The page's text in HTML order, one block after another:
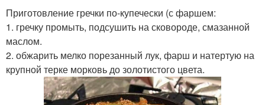
Приготовление гречки по-купечески (с фаршем:
1. гречку промыть, подсушить на сковороде, смазанной
маслом.
2. обжарить мелко порезанный лук, фарш и натертую на
крупной терке морковь до золотистого цвета.